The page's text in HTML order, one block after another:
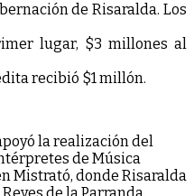
de Risaralda. Los
lugar, $3 millones al
recibió $1 millón.
la realización del
de Música
Mistrató, donde Risaralda